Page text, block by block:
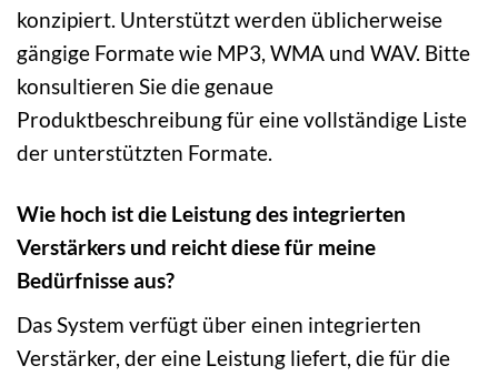
konzipiert. Unterstützt werden üblicherweise
gängige Formate wie MP3, WMA und WAV. Bitte
konsultieren Sie die genaue
Produktbeschreibung für eine vollständige Liste
der unterstützten Formate.
Wie hoch ist die Leistung des integrierten
Verstärkers und reicht diese für meine
Bedürfnisse aus?
Das System verfügt über einen integrierten
Verstärker, der eine Leistung liefert, die für die